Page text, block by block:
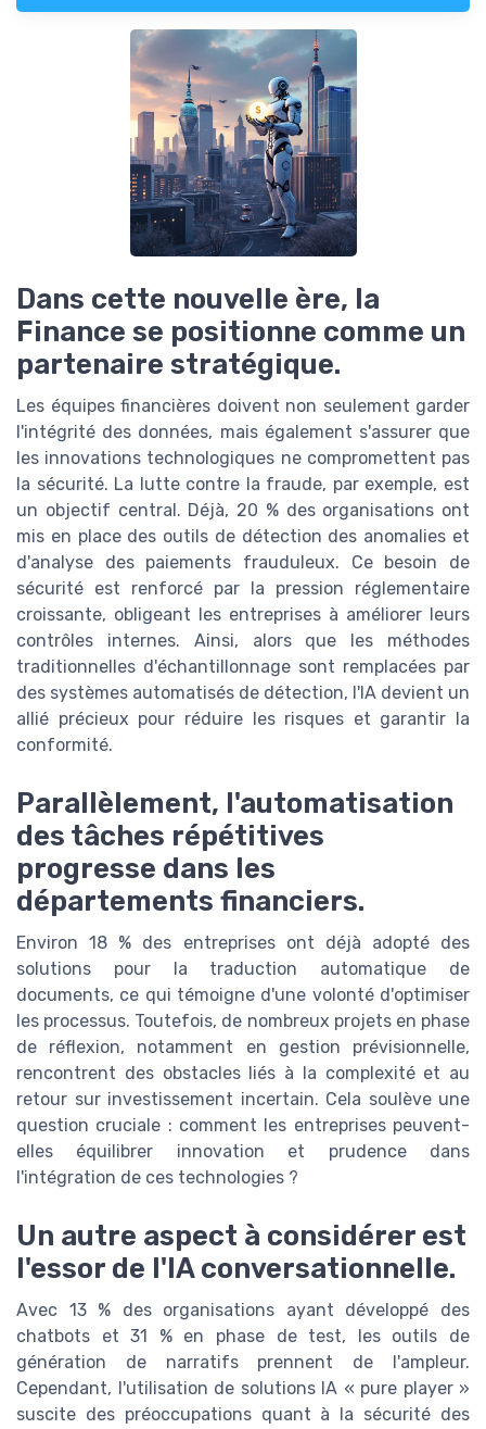
Dans cette nouvelle ère, la
Finance se positionne comme un
partenaire stratégique.
Les équipes financières doivent non seulement garder
l'intégrité des données, mais également s'assurer que
les innovations technologiques ne compromettent pas
la sécurité. La lutte contre la fraude, par exemple, est
un objectif central. Déjà, 20 % des organisations ont
mis en place des outils de détection des anomalies et
d'analyse des paiements frauduleux. Ce besoin de
sécurité est renforcé par la pression réglementaire
croissante, obligeant les entreprises à améliorer leurs
contrôles internes. Ainsi, alors que les méthodes
traditionnelles d'échantillonnage sont remplacées par
des systèmes automatisés de détection, l'IA devient un
allié précieux pour réduire les risques et garantir la
conformité.
Parallèlement, l'automatisation
des tâches répétitives
progresse dans les
départements financiers.
Environ 18 % des entreprises ont déjà adopté des
solutions pour la traduction automatique de
documents, ce qui témoigne d'une volonté d'optimiser
les processus. Toutefois, de nombreux projets en phase
de réflexion, notamment en gestion prévisionnelle,
rencontrent des obstacles liés à la complexité et au
retour sur investissement incertain. Cela soulève une
question cruciale : comment les entreprises peuvent-
elles équilibrer innovation et prudence dans
l'intégration de ces technologies ?
Un autre aspect à considérer est
l'essor de l'IA conversationnelle.
Avec 13 % des organisations ayant développé des
chatbots et 31 % en phase de test, les outils de
génération de narratifs prennent de l'ampleur.
Cependant, l'utilisation de solutions IA « pure player »
suscite des préoccupations quant à la sécurité des